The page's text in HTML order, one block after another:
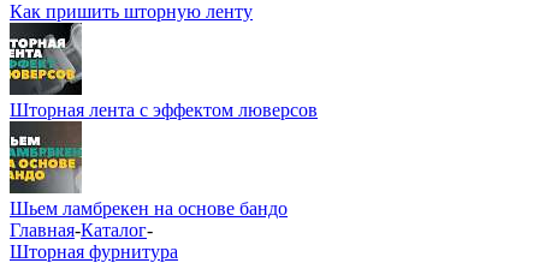
Как пришить шторную ленту
Шторная лента с эффектом люверсов
Шьем ламбрекен на основе бандо
Главная-Каталог-
Шторная фурнитура